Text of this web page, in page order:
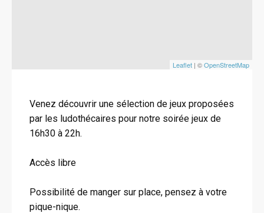
Leaflet | ©OpenStreetMap
Venez découvrir une sélection de jeux proposées
par les ludothécaires pour notre soirée jeux de
16h30 à 22h.
Accès libre
Possibilité de manger sur place, pensez à votre
pique-nique.